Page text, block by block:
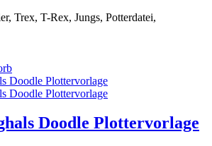
Trex, T-Rex, Jungs, Potterdatei,
Doodle Plottervorlage